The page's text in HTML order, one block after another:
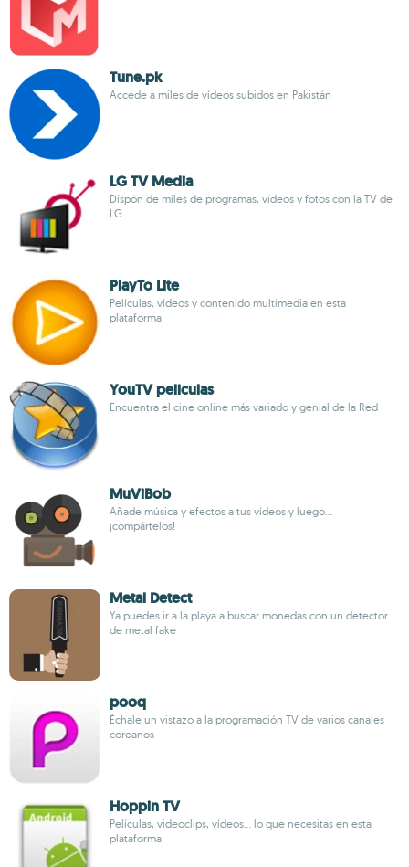
Tune.pk
Accede a miles de vídeos subidos en Pakistán
LG TV Media
Dispón de miles de programas, vídeos y fotos con la TV de
LG
PlayTo Lite
Películas, vídeos y contenido multimedia en esta
plataforma
YouTV peliculas
Encuentra el cine online más variado y genial de la Red
MuViBob
Añade música y efectos a tus vídeos y luego...
¡compártelos!
Metal Detect
Ya puedes ir a la playa a buscar monedas con un detector
de metal fake
pooq
Échale un vistazo a la programación TV de varios canales
coreanos
Hoppin TV
Películas, videoclips, vídeos... lo que necesitas en esta
plataforma